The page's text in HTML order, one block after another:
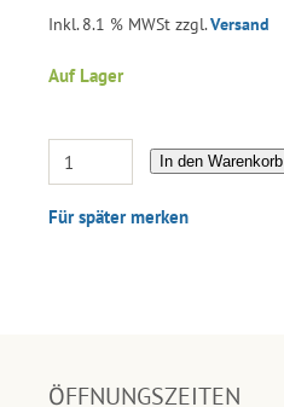
Inkl. 8.1 % MWSt zzgl.Versand
Auf Lager
In den Warenkorb
Für später merken
ÖFFNUNGSZEITEN